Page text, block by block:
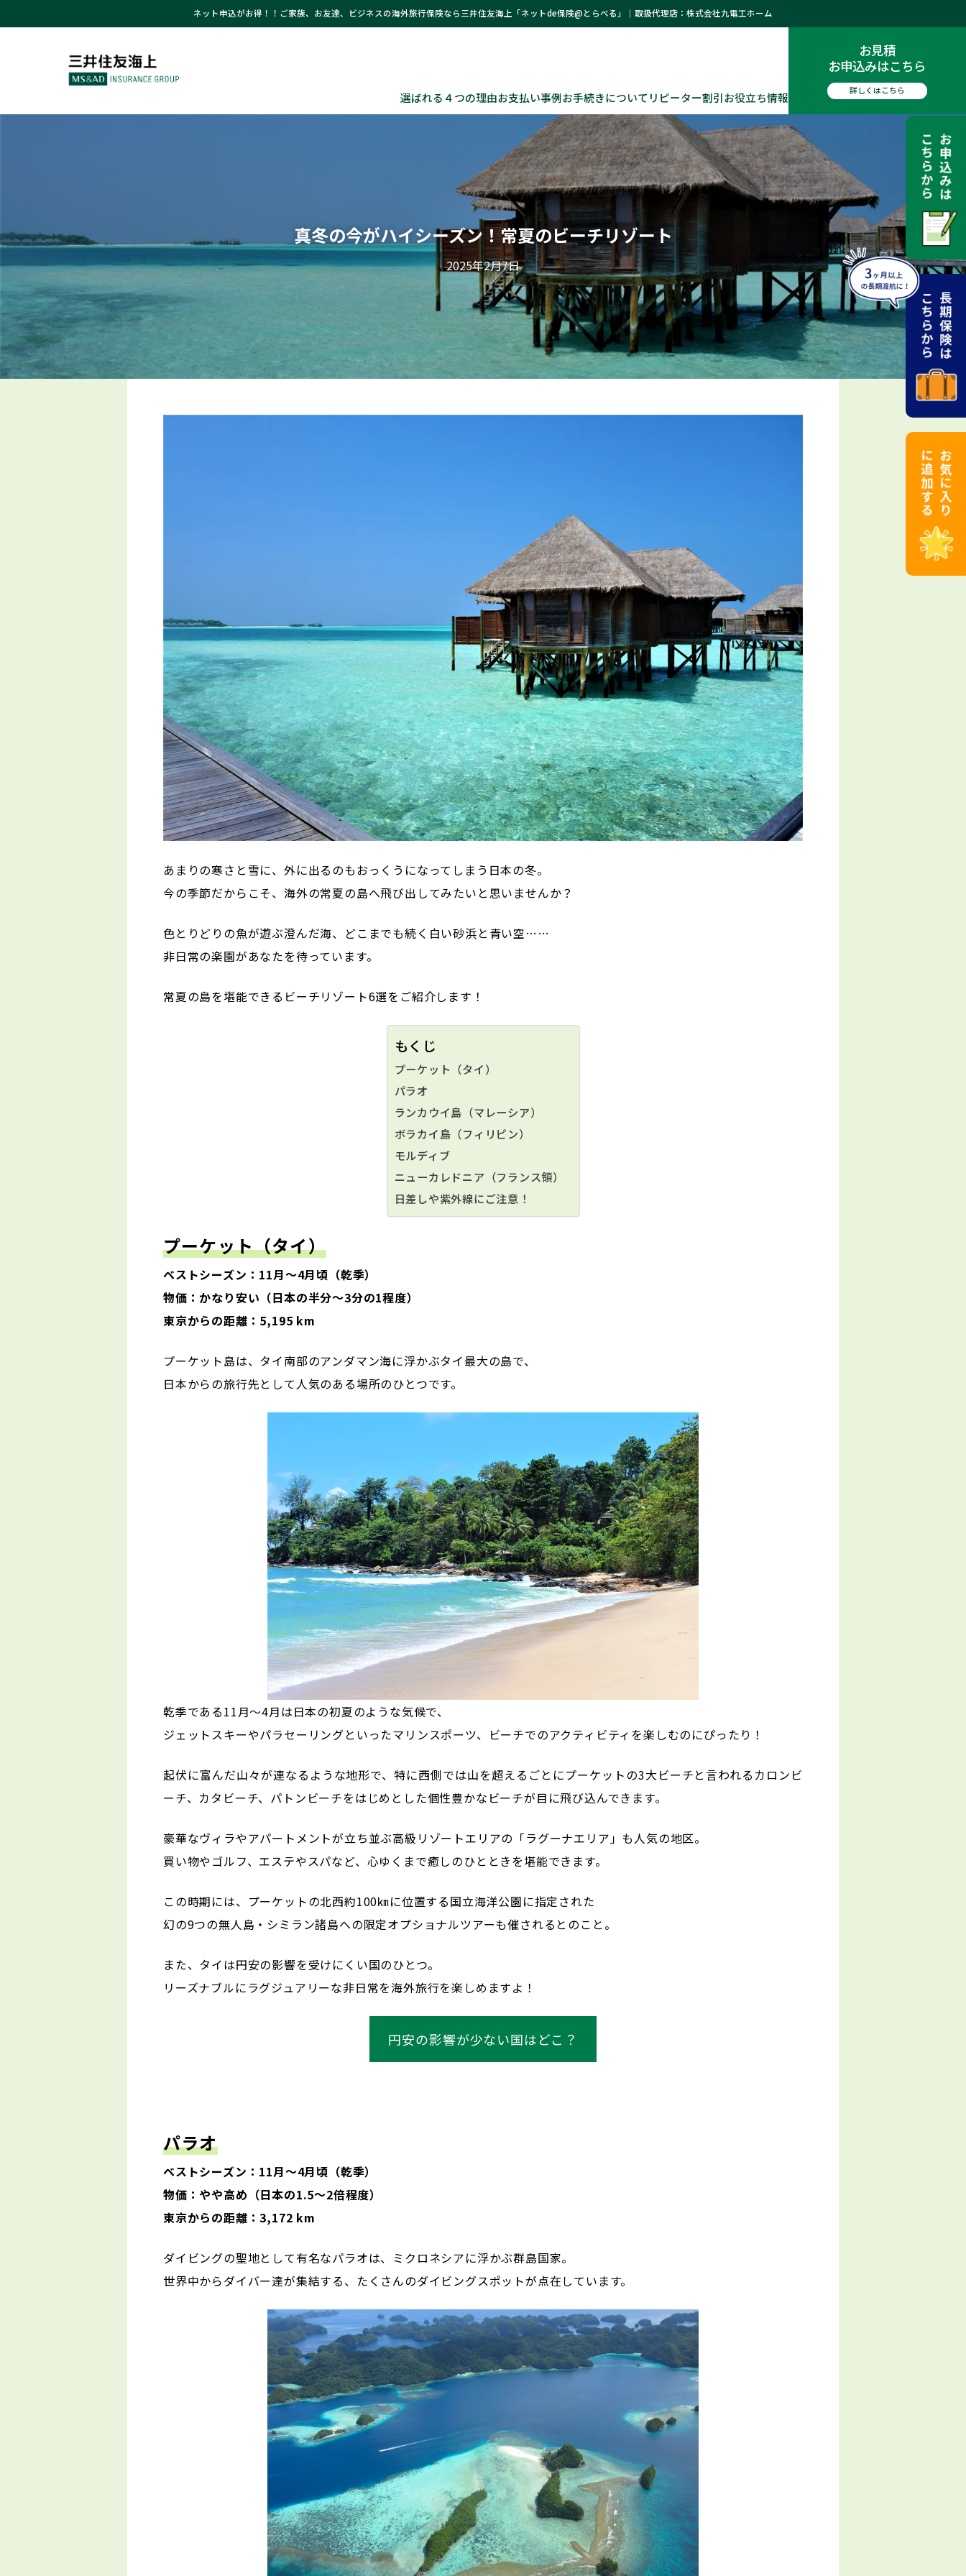
ネット申込がお得！！ご家族、お友達、ビジネスの海外旅行保険なら三井住友海上「ネットde保険@とらべる」｜取扱代理店：株式会社九電工ホーム
選ばれる４つの理由お支払い事例お手続きについてリピーター割引お役立ち情報
お見積
お申込みはこちら
詳しくはこちら
真冬の今がハイシーズン！常夏のビーチリゾート
2025年2月7日
あまりの寒さと雪に、外に出るのもおっくうになってしまう日本の冬。
今の季節だからこそ、海外の常夏の島へ飛び出してみたいと思いませんか？
色とりどりの魚が遊ぶ澄んだ海、どこまでも続く白い砂浜と青い空……
非日常の楽園があなたを待っています。
常夏の島を堪能できるビーチリゾート6選をご紹介します！
もくじ
プーケット（タイ）
パラオ
ランカウイ島（マレーシア）
ボラカイ島（フィリピン）
モルディブ
ニューカレドニア（フランス領）
日差しや紫外線にご注意！
プーケット（タイ）
ベストシーズン：11月～4月頃（乾季）
物価：かなり安い（日本の半分～3分の1程度）
東京からの距離：5,195 km
プーケット島は、タイ南部のアンダマン海に浮かぶタイ最大の島で、
日本からの旅行先として人気のある場所のひとつです。
乾季である11月～4月は日本の初夏のような気候で、
ジェットスキーやパラセーリングといったマリンスポーツ、ビーチでのアクティビティを楽しむのにぴったり！
起伏に富んだ山々が連なるような地形で、特に西側では山を超えるごとにプーケットの3大ビーチと言われるカロンビ
ーチ、カタビーチ、パトンビーチをはじめとした個性豊かなビーチが目に飛び込んできます。
豪華なヴィラやアパートメントが立ち並ぶ高級リゾートエリアの「ラグーナエリア」も人気の地区。
買い物やゴルフ、エステやスパなど、心ゆくまで癒しのひとときを堪能できます。
この時期には、プーケットの北西約100㎞に位置する国立海洋公園に指定された
幻の9つの無人島・シミラン諸島への限定オプショナルツアーも催されるとのこと。
また、タイは円安の影響を受けにくい国のひとつ。
リーズナブルにラグジュアリーな非日常を海外旅行を楽しめますよ！
円安の影響が少ない国はどこ？
パラオ
ベストシーズン：11月～4月頃（乾季）
物価：やや高め（日本の1.5～2倍程度）
東京からの距離：3,172 km
ダイビングの聖地として有名なパラオは、ミクロネシアに浮かぶ群島国家。
世界中からダイバー達が集結する、たくさんのダイビングスポットが点在しています。